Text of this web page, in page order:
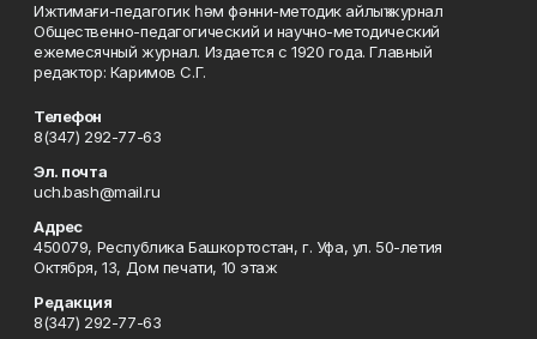
Ижтимағи-педагогик һәм фәнни-методик айлыҡ журнал
Общественно-педагогический и научно-методический
ежемесячный журнал. Издается с 1920 года. Главный
редактор: Каримов С.Г.
Телефон
8(347) 292-77-63
Эл. почта
uch.bash@mail.ru
Адрес
450079, Республика Башкортостан, г. Уфа, ул. 50-летия
Октября, 13, Дом печати, 10 этаж
Редакция
8(347) 292-77-63